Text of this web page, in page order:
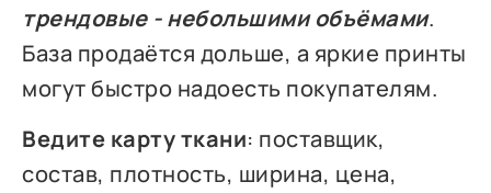
трендовые - небольшими объёмами.
База продаётся дольше, а яркие принты
могут быстро надоесть покупателям.
Ведите карту ткани: поставщик,
состав, плотность, ширина, цена,